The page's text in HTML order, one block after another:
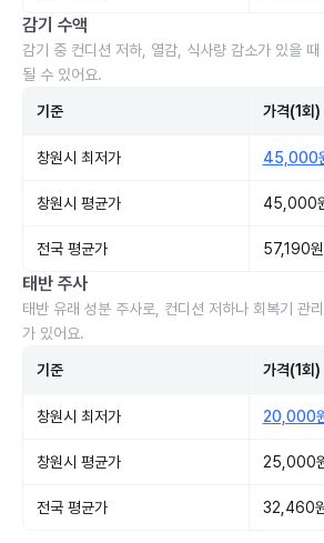
감기 수액
감기 중 컨디션 저하, 열감, 식사량 감소가 있을
될 수 있어요.
기준 가격(1회)
창원시 최저가 45,000
창원시 평균가 45,000
전국 평균가 57,190원
태반 주사
태반 유래 성분 주사로, 컨디션 저하나 회복기 관
가 있어요.
기준 가격(1회)
창원시 최저가 20,000
창원시 평균가 25,000
전국 평균가 32,460